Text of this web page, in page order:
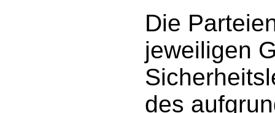
Die
jeweiligen
des